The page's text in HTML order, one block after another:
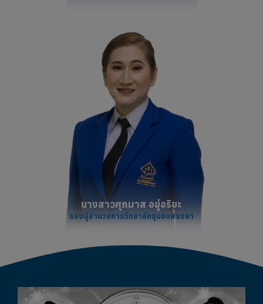
นางสาวศุภมาส อยู่อริยะ
รองผู้อำนวยการวิทยาลัยชุมชนสงขลา